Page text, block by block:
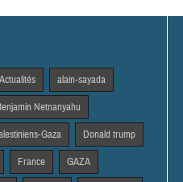
alain-sayada
Netnanyahu
Gaza Donald trump
France GAZA